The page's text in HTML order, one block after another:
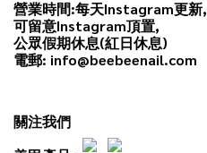
營業時間:每天Instagram更新,
可留意Instagram頂置,
公眾假期休息(紅日休息)
電郵: info@beebeenail.com
關注我們